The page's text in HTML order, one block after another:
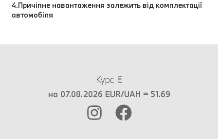
4.Причіпне навантаження залежить від комплектації
автомобіля
Курс €
на 07.08.2026 EUR/UAH = 51.69